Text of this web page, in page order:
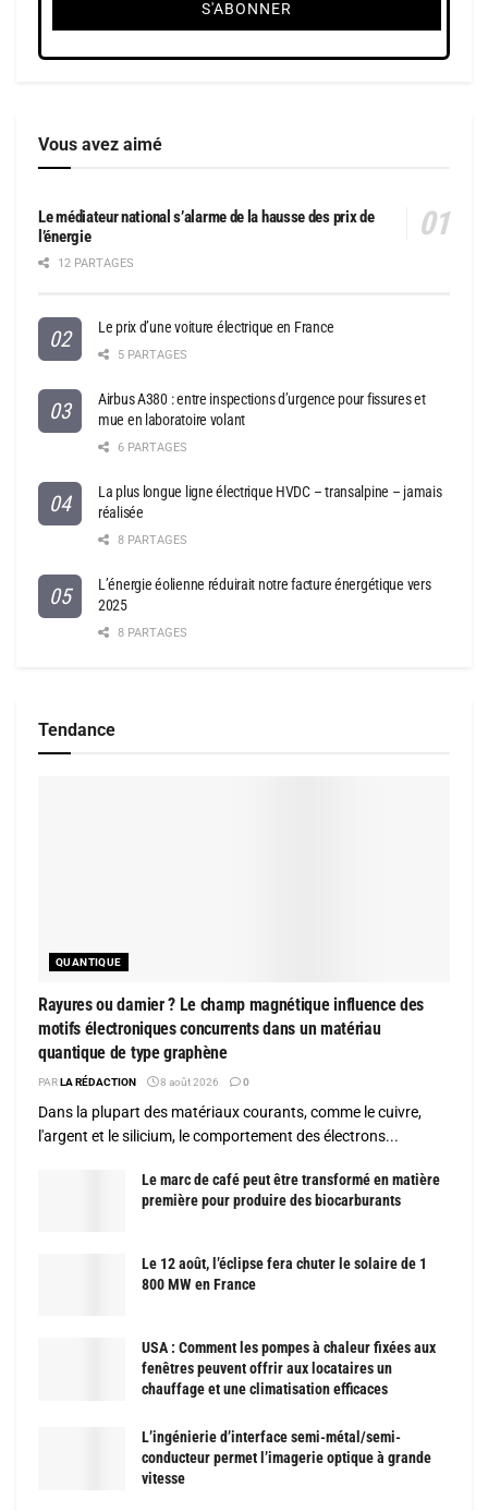
Vous avez aimé
Le médiateur national s’alarme de la hausse des prix de
l’énergie
12 PARTAGES
Le prix d’une voiture électrique en France
5 PARTAGES
Airbus A380 : entre inspections d’urgence pour fissures et
mue en laboratoire volant
6 PARTAGES
La plus longue ligne électrique HVDC – transalpine – jamais
réalisée
8 PARTAGES
L’énergie éolienne réduirait notre facture énergétique vers
2025
8 PARTAGES
Tendance
QUANTIQUE
Rayures ou damier ? Le champ magnétique influence des
motifs électroniques concurrents dans un matériau
quantique de type graphène
PARLA RÉDACTION 8 août 2026 0
Dans la plupart des matériaux courants, comme le cuivre,
l'argent et le silicium, le comportement des électrons...
Le marc de café peut être transformé en matière
première pour produire des biocarburants
Le 12 août, l’éclipse fera chuter le solaire de 1
800 MW en France
USA : Comment les pompes à chaleur fixées aux
fenêtres peuvent offrir aux locataires un
chauffage et une climatisation efficaces
L’ingénierie d’interface semi-métal/semi-
conducteur permet l’imagerie optique à grande
vitesse